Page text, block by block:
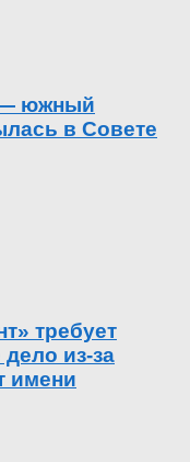
— южный
в Совете
требует
из-за
имени